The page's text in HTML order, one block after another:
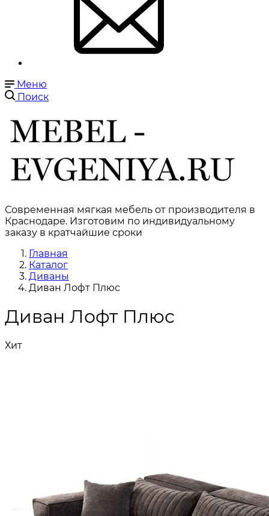
Меню
Поиск
Современная мягкая мебель от производителя в
Краснодаре. Изготовим по индивидуальному
заказу в кратчайшие сроки
Главная
Каталог
Диваны
Диван Лофт Плюс
Диван Лофт Плюс
Хит